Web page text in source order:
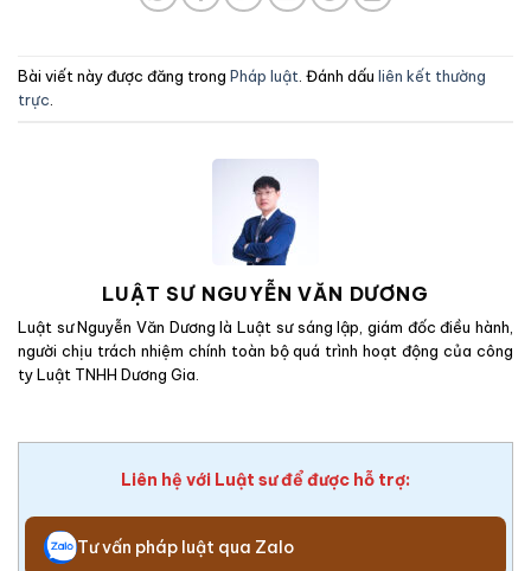
Bài viết này được đăng trong Pháp luật. Đánh dấu liên kết thường
trực.
LUẬT SƯ NGUYỄN VĂN DƯƠNG
Luật sư Nguyễn Văn Dương là Luật sư sáng lập, giám đốc điều hành,
người chịu trách nhiệm chính toàn bộ quá trình hoạt động của công
ty Luật TNHH Dương Gia.
Liên hệ với Luật sư để được hỗ trợ:
Tư vấn pháp luật qua Zalo